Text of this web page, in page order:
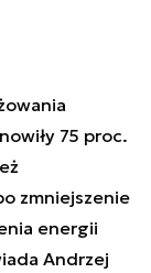
75 proc.
zmniejszenie
energii
Andrzej